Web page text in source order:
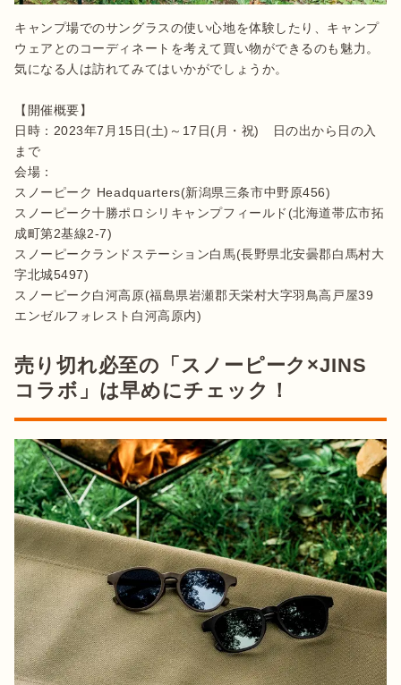
キャンプ場でのサングラスの使い心地を体験したり、キャンプ
ウェアとのコーディネートを考えて買い物ができるのも魅力。
気になる人は訪れてみてはいかがでしょうか。
【開催概要】
日時：2023年7月15日(土)～17日(月・祝)　日の出から日の入
まで
会場：
スノーピーク Headquarters(新潟県三条市中野原456)
スノーピーク十勝ポロシリキャンプフィールド(北海道帯広市拓
成町第2基線2-7)
スノーピークランドステーション白馬(長野県北安曇郡白馬村大
字北城5497)
スノーピーク白河高原(福島県岩瀬郡天栄村大字羽鳥高戸屋39
エンゼルフォレスト白河高原内)
売り切れ必至の「スノーピーク×JINS
コラボ」は早めにチェック！